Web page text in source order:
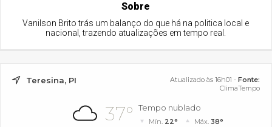
Sobre
Vanilson Brito trás um balanço do que há na politica local e
nacional, trazendo atualizações em tempo real.
Teresina, PI Atualizado às 16h01 - Fonte:
ClimaTempo
37° Tempo nublado
Mín. 22° Máx. 38°